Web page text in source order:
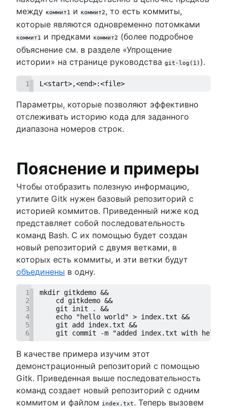
между коммит1 и коммит2, то есть коммиты,
которые являются одновременно потомками
коммит1 и предками коммит2 (более подробное
объяснение см. в разделе «Упрощение
истории» на странице руководства git-log(1) ).
1 L<start>,<end>:<file>
Параметры, которые позволяют эффективно
отслеживать историю кода для заданного
диапазона номеров строк.
Пояснение и примеры
Чтобы отобразить полезную информацию,
утилите Gitk нужен базовый репозиторий с
историей коммитов. Приведенный ниже код
представляет собой последовательность
команд Bash. С их помощью будет создан
новый репозиторий с двумя ветками, в
которых есть коммиты, и эти ветки будут
объединены в одну.
1
mkdir gitkdemo &&
2
    cd gitkdemo &&
3
    git init . &&
4
    echo "hello world" > index.txt &&
5
    git add index.txt &&
6
git commit -m "added index.txt with hello
В качестве примера изучим этот
демонстрационный репозиторий с помощью
Gitk. Приведенная выше последовательность
команд создает новый репозиторий с одним
коммитом и файлом index.txt. Теперь вызовем